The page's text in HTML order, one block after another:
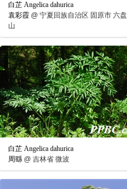
白芷 Angelica dahurica
袁彩霞 @ 宁夏回族自治区 固原市 六盘
山
白芷 Angelica dahurica
周繇 @ 吉林省 微波